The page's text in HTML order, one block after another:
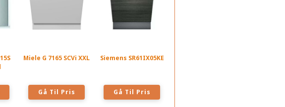
Miele G 7165 SCVi XXL
Gå Til Pris
Siemens SR61IX05KE
Gå Til Pris